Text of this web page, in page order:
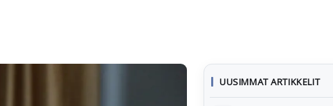
UUSIMMAT ARTIKKELIT